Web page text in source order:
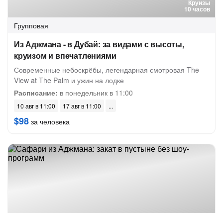
Круизы
10 часов
Групповая
Из Аджмана - в Дубай: за видами с высоты,
круизом и впечатлениями
Современные небоскрёбы, легендарная смотровая The
View at The Palm и ужин на лодке
Расписание: в понедельник в 11:00
10 авг в 11:00 17 авг в 11:00
$98 за человека